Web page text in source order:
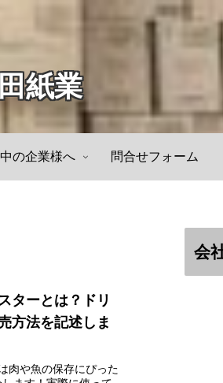
紙業
の企業様へ 問合せフォーム
ターとは？ドリ
方法を記述しま
肉や魚の保存にぴった
会